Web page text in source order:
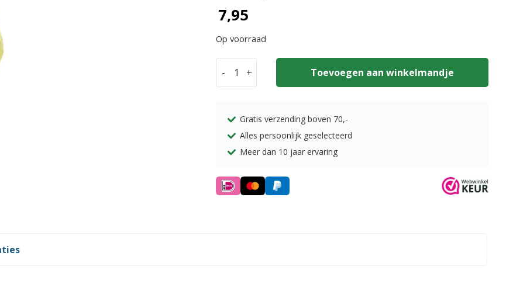
7,95
Op voorraad
-
Groene
doorboord
aantal
+ Toevoegen aan winkelmandje
Gratis verzending boven 70,-
Alles persoonlijk geselecteerd
Meer dan 10 jaar ervaring